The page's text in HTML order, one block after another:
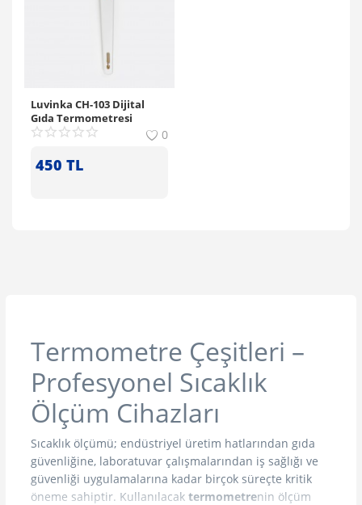
Luvinka CH-103 Dijital
Gıda Termometresi
0
450 TL
Termometre Çeşitleri –
Profesyonel Sıcaklık
Ölçüm Cihazları
Sıcaklık ölçümü; endüstriyel üretim hatlarından gıda
güvenliğine, laboratuvar çalışmalarından iş sağlığı ve
güvenliği uygulamalarına kadar birçok süreçte kritik
öneme sahiptir. Kullanılacak termometrenin ölçüm